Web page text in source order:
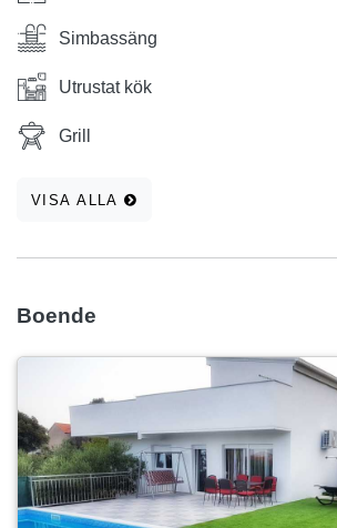
Simbassäng
Utrustat kök
Grill
VISA ALLA
Boende